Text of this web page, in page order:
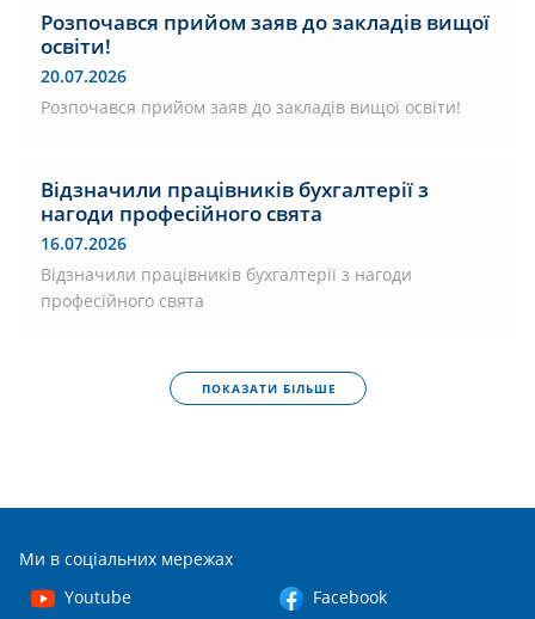
Розпочався прийом заяв до закладів вищої
освіти!
20.07.2026
Розпочався прийом заяв до закладів вищої освіти!
Відзначили працівників бухгалтерії з
нагоди професійного свята
16.07.2026
Відзначили працівників бухгалтерії з нагоди
професійного свята
ПОКАЗАТИ БІЛЬШЕ
Ми в соціальних мережах
Youtube
Facebook